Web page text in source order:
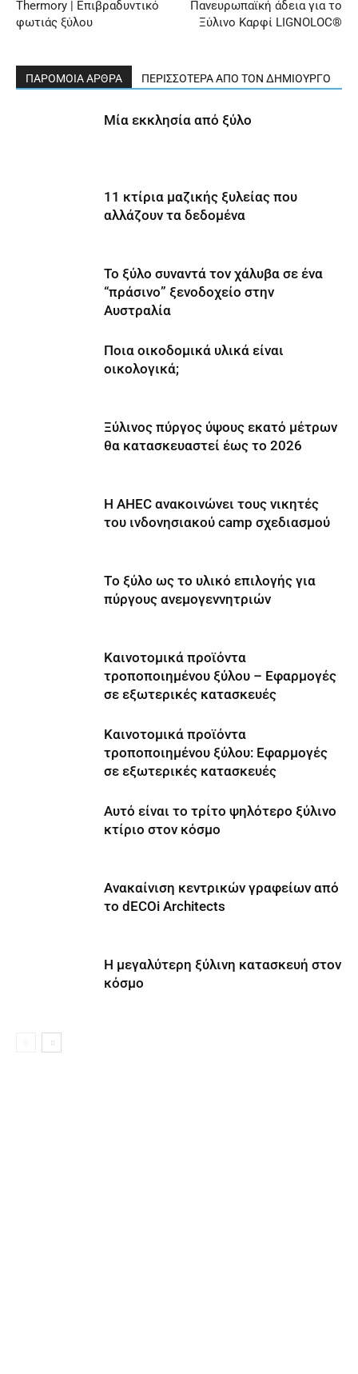
Thermory | Επιβραδυντικό
φωτιάς ξύλου
Πανευρωπαϊκή άδεια για το
Ξύλινο Καρφί LIGNOLOC®
ΠΑΡΟΜΟΙΑ ΑΡΘΡΑ ΠΕΡΙΣΣΟΤΕΡΑ ΑΠΟ ΤΟΝ ΔΗΜΙΟΥΡΓΟ
Μία εκκλησία από ξύλο
11 κτίρια μαζικής ξυλείας που
αλλάζουν τα δεδομένα
Το ξύλο συναντά τον χάλυβα σε ένα
“πράσινο” ξενοδοχείο στην
Αυστραλία
Ποια οικοδομικά υλικά είναι
οικολογικά;
Ξύλινος πύργος ύψους εκατό μέτρων
θα κατασκευαστεί έως το 2026
Η AHEC ανακοινώνει τους νικητές
του ινδονησιακού camp σχεδιασμού
Tο ξύλο ως το υλικό επιλογής για
πύργους ανεμογεννητριών
Καινοτομικά προϊόντα
τροποποιημένου ξύλου – Εφαρμογές
σε εξωτερικές κατασκευές
Καινοτομικά προϊόντα
τροποποιημένου ξύλου: Εφαρμογές
σε εξωτερικές κατασκευές
Αυτό είναι το τρίτο ψηλότερο ξύλινο
κτίριο στον κόσμο
Ανακαίνιση κεντρικών γραφείων από
το dECOi Architects
Η μεγαλύτερη ξύλινη κατασκευή στον
κόσμο